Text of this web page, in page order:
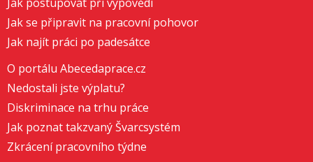
Jak se připravit na pracovní pohovor
Jak najít práci po padesátce
O portálu Abecedaprace.cz
Nedostali jste výplatu?
Diskriminace na trhu práce
Jak poznat takzvaný Švarcsystém
Zkrácení pracovního týdne